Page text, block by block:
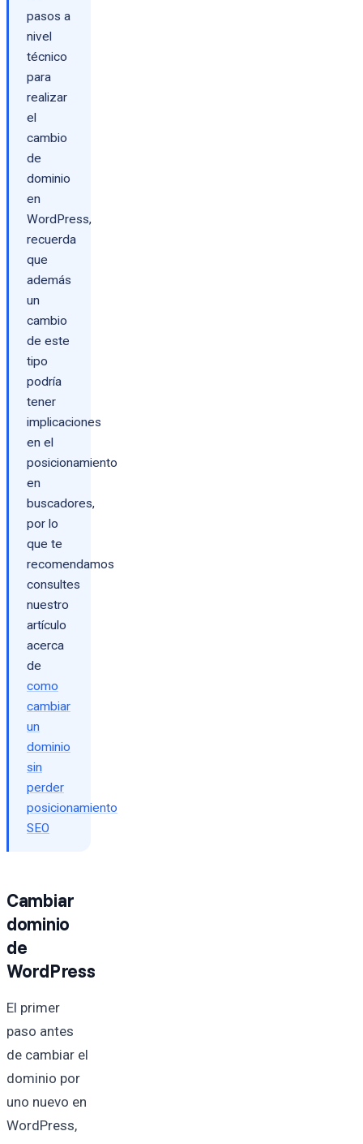
pasos a
nivel
técnico
para
realizar
el
cambio
de
dominio
en
WordPress,
recuerda
que
además
un
cambio
de este
tipo
podría
tener
implicaciones
en el
posicionamiento
en
buscadores,
por lo
que te
recomendamos
consultes
nuestro
artículo
acerca
de
como
cambiar
un
dominio
sin
perder
posicionamiento
SEO
Cambiar
dominio
de
WordPress
El primer
paso antes
de cambiar el
dominio por
uno nuevo en
WordPress,